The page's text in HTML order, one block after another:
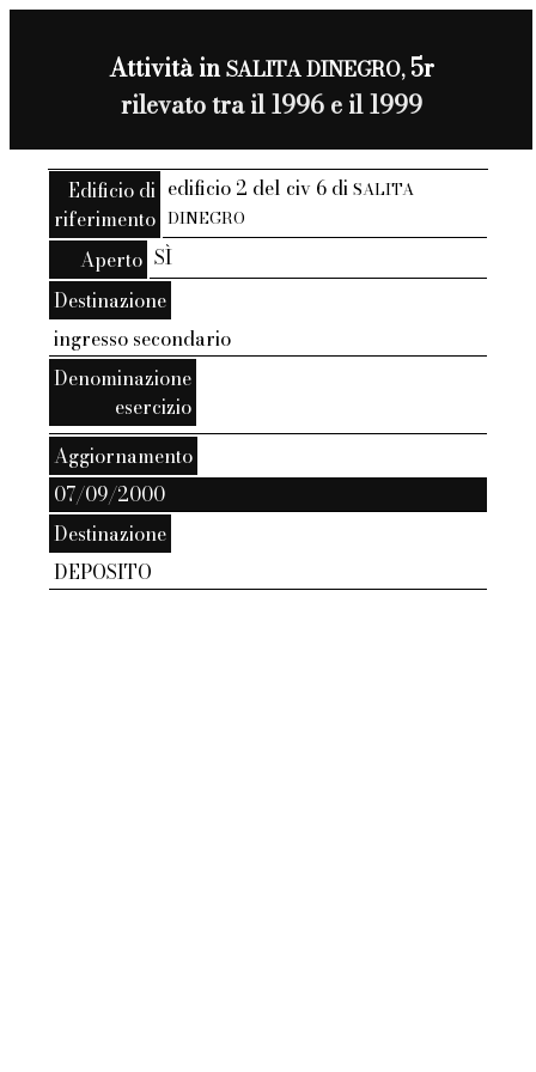
Attività inSALITA DINEGRO,5r
rilevato tra il 1996 e il 1999
Edificio di
riferimento
edificio 2 del civ 6 diSALITA
DINEGRO
Aperto SÌ
Destinazione
ingresso secondario
Denominazione
esercizio
Aggiornamento
07/09/2000
Destinazione
DEPOSITO